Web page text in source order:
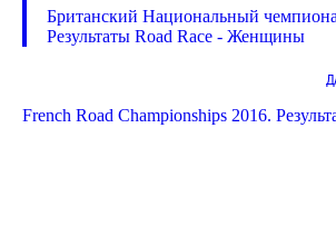
Британский Национальный
Результаты Road Race - Женщины
French Road Championships 2016.